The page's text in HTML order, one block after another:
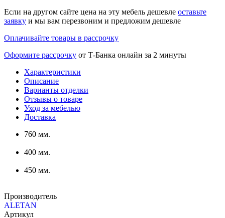
Если на другом сайте цена на эту мебель дешевле оставьте
заявку и мы вам перезвоним и предложим дешевле
Оплачивайте товары в рассрочку
Оформите рассрочку от Т-Банка онлайн за 2 минуты
Характеристики
Описание
Варианты отделки
Отзывы о товаре
Уход за мебелью
Доставка
760 мм.
400 мм.
450 мм.
Производитель
ALETAN
Артикул